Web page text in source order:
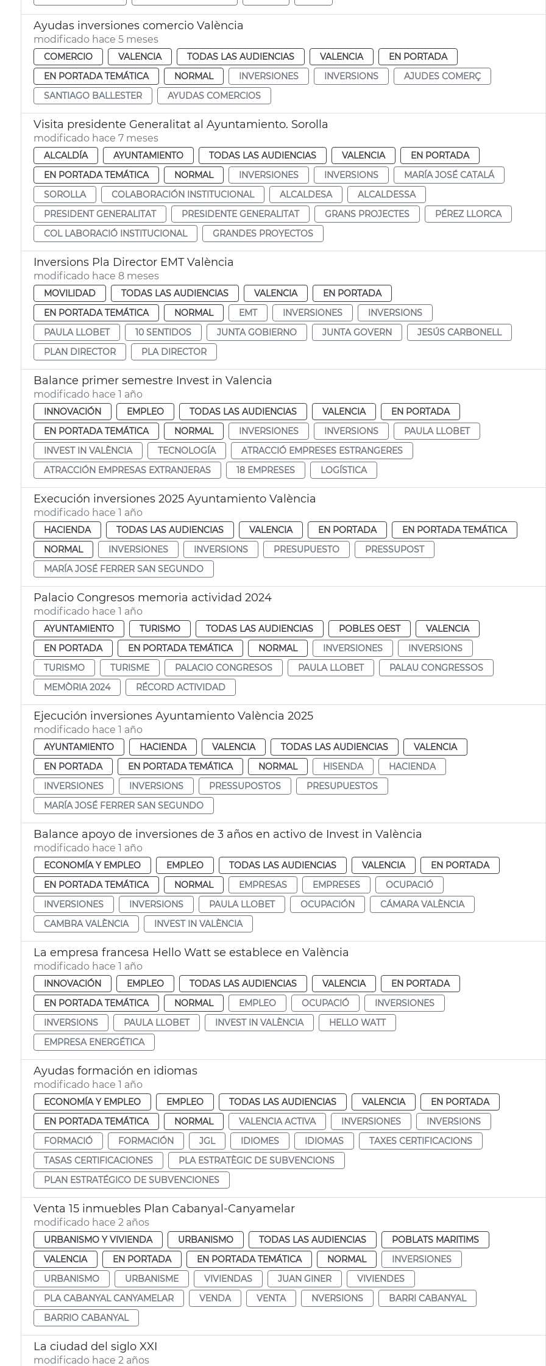
Ayudas inversiones comercio València
modificado hace 5 meses
COMERCIO VALENCIA TODAS LAS AUDIENCIAS VALENCIA
EN PORTADA
EN PORTADA TEMÁTICA
NORMAL INVERSIONES INVERSIONS
AJUDES COMERÇ
SANTIAGO BALLESTER
AYUDAS COMERCIOS
Visita presidente Generalitat al Ayuntamiento. Sorolla
modificado hace 7 meses
ALCALDÍA AYUNTAMIENTO TODAS LAS AUDIENCIAS VALENCIA
EN PORTADA
EN PORTADA TEMÁTICA
NORMAL INVERSIONES INVERSIONS
MARÍA JOSÉ CATALÁ
SOROLLA
COLABORACIÓN INSTITUCIONAL ALCALDESA
ALCALDESSA
PRESIDENT GENERALITAT
PRESIDENTE GENERALITAT GRANS PROJECTES
PÉREZ LLORCA
COL LABORACIÓ INSTITUCIONAL
GRANDES PROYECTOS
Inversions Pla Director EMT València
modificado hace 8 meses
MOVILIDAD TODAS LAS AUDIENCIAS VALENCIA
EN PORTADA
EN PORTADA TEMÁTICA
NORMAL EMT INVERSIONES
INVERSIONS
PAULA LLOBET
10 SENTIDOS JUNTA GOBIERNO JUNTA GOVERN
JESÚS CARBONELL
PLAN DIRECTOR
PLA DIRECTOR
Balance primer semestre Invest in Valencia
modificado hace 1 año
INNOVACIÓN EMPLEO TODAS LAS AUDIENCIAS VALENCIA
EN PORTADA
EN PORTADA TEMÁTICA
NORMAL INVERSIONES INVERSIONS
PAULA LLOBET
INVEST IN VALÈNCIA
TECNOLOGÍA
ATRACCIÓ EMPRESES ESTRANGERES
ATRACCIÓN EMPRESAS EXTRANJERAS
18 EMPRESES LOGÍSTICA
Execución inversiones 2025 Ayuntamiento València
modificado hace 1 año
HACIENDA TODAS LAS AUDIENCIAS VALENCIA EN PORTADA
EN PORTADA TEMÁTICA
NORMAL
INVERSIONES INVERSIONS PRESUPUESTO
PRESSUPOST
MARÍA JOSÉ FERRER SAN SEGUNDO
Palacio Congresos memoria actividad 2024
modificado hace 1 año
AYUNTAMIENTO TURISMO TODAS LAS AUDIENCIAS POBLES OEST
VALENCIA
EN PORTADA
EN PORTADA TEMÁTICA NORMAL INVERSIONES
INVERSIONS
TURISMO
TURISME PALACIO CONGRESOS PAULA LLOBET
PALAU CONGRESSOS
MEMÒRIA 2024
RÉCORD ACTIVIDAD
Ejecución inversiones Ayuntamiento València 2025
modificado hace 1 año
AYUNTAMIENTO HACIENDA VALENCIA TODAS LAS AUDIENCIAS
VALENCIA
EN PORTADA
EN PORTADA TEMÁTICA NORMAL HISENDA
HACIENDA
INVERSIONES
INVERSIONS PRESSUPOSTOS
PRESUPUESTOS
MARÍA JOSÉ FERRER SAN SEGUNDO
Balance apoyo de inversiones de 3 años en activo de Invest in València
modificado hace 1 año
ECONOMÍA Y EMPLEO EMPLEO TODAS LAS AUDIENCIAS VALENCIA
EN PORTADA
EN PORTADA TEMÁTICA
NORMAL EMPRESAS EMPRESES
OCUPACIÓ
INVERSIONES
INVERSIONS PAULA LLOBET OCUPACIÓN
CÁMARA VALÈNCIA
CAMBRA VALÈNCIA
INVEST IN VALÈNCIA
La empresa francesa Hello Watt se establece en València
modificado hace 1 año
INNOVACIÓN EMPLEO TODAS LAS AUDIENCIAS VALENCIA
EN PORTADA
EN PORTADA TEMÁTICA
NORMAL EMPLEO OCUPACIÓ
INVERSIONES
INVERSIONS
PAULA LLOBET INVEST IN VALÈNCIA
HELLO WATT
EMPRESA ENERGÉTICA
Ayudas formación en idiomas
modificado hace 1 año
ECONOMÍA Y EMPLEO EMPLEO TODAS LAS AUDIENCIAS VALENCIA
EN PORTADA
EN PORTADA TEMÁTICA
NORMAL VALENCIA ACTIVA INVERSIONES
INVERSIONS
FORMACIÓ
FORMACIÓN JGL IDIOMES IDIOMAS
TAXES CERTIFICACIONS
TASAS CERTIFICACIONES
PLA ESTRATÈGIC DE SUBVENCIONS
PLAN ESTRATÉGICO DE SUBVENCIONES
Venta 15 inmuebles Plan Cabanyal-Canyamelar
modificado hace 2 años
URBANISMO Y VIVIENDA URBANISMO TODAS LAS AUDIENCIAS
POBLATS MARITIMS
VALENCIA
EN PORTADA EN PORTADA TEMÁTICA NORMAL
INVERSIONES
URBANISMO
URBANISME VIVIENDAS JUAN GINER
VIVIENDES
PLA CABANYAL CANYAMELAR
VENDA VENTA NVERSIONS
BARRI CABANYAL
BARRIO CABANYAL
La ciudad del siglo XXI
modificado hace 2 años